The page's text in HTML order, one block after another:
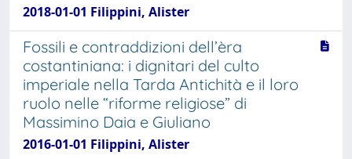
2018-01-01 Filippini, Alister
Fossili e contraddizioni dell’èra
costantiniana: i dignitari del culto
imperiale nella Tarda Antichità e il loro
ruolo nelle “riforme religiose” di
Massimino Daia e Giuliano
2016-01-01 Filippini, Alister